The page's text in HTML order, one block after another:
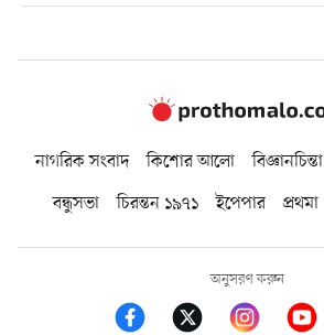
নাগরিক সংবাদ কিশোর আলো বিজ্ঞানচিন্তা
বন্ধুসভা
চিরন্তন ১৯৭১ ইপেপার প্রথমা
অনুসরণ করুন